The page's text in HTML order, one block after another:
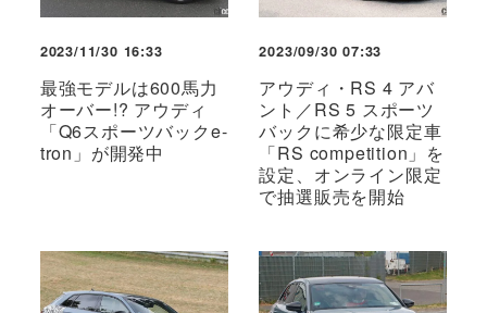
2023/11/30 16:33
最強モデルは600馬力
オーバー!? アウディ
「Q6スポーツバックe-
tron」が開発中
2023/09/30 07:33
アウディ・RS 4 アバ
ント／RS 5 スポーツ
バックに希少な限定車
「RS competition」を
設定、オンライン限定
で抽選販売を開始